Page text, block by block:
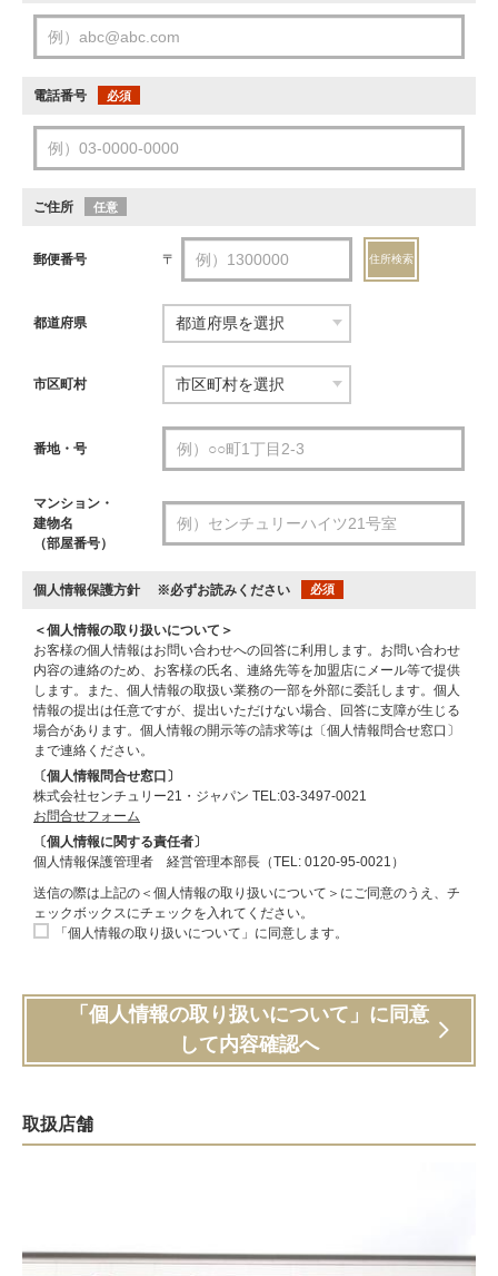
電話番号 必須
ご住所 任意
郵便番号 〒 住所検索
都道府県
市区町村
番地・号
マンション・
建物名
（部屋番号）
個人情報保護方針 ※必ずお読みください 必須
＜個人情報の取り扱いについて＞
お客様の個人情報はお問い合わせへの回答に利用します。お問い合わせ
内容の連絡のため、お客様の氏名、連絡先等を加盟店にメール等で提供
します。また、個人情報の取扱い業務の一部を外部に委託します。個人
情報の提出は任意ですが、提出いただけない場合、回答に支障が生じる
場合があります。個人情報の開示等の請求等は〔個人情報問合せ窓口〕
まで連絡ください。
〔個人情報問合せ窓口〕
株式会社センチュリー21・ジャパン TEL:03-3497-0021
お問合せフォーム
〔個人情報に関する責任者〕
個人情報保護管理者 経営管理本部長（TEL: 0120-95-0021）
送信の際は上記の＜個人情報の取り扱いについて＞にご同意のうえ、チ
ェックボックスにチェックを入れてください。
「個人情報の取り扱いについて」に同意します。
「個人情報の取り扱いについて」に同意
して内容確認へ
取扱店舗